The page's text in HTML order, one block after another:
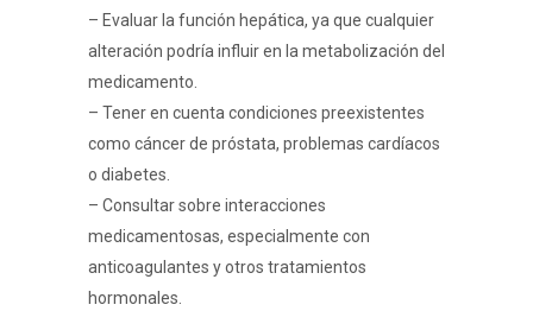
– Evaluar la función hepática, ya que cualquier
alteración podría influir en la metabolización del
medicamento.
– Tener en cuenta condiciones preexistentes
como cáncer de próstata, problemas cardíacos
o diabetes.
– Consultar sobre interacciones
medicamentosas, especialmente con
anticoagulantes y otros tratamientos
hormonales.